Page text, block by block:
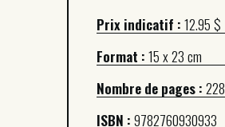
Prix indicatif :12.95 $
Format :15 x 23 cm
Nombre de pages :228
ISBN :9782760930933